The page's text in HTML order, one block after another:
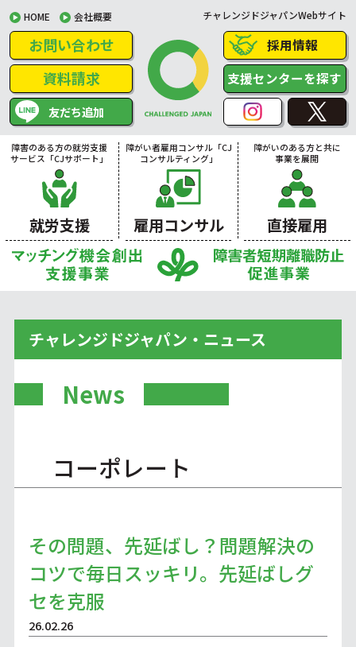
HOME 会社概要 チャレンジドジャパンWebサイト
お問い合わせ
資料請求
友だち追加
採用情報
支援センターを探す
障害のある方の就労支援
サービス「CJサポート」
就労支援
障がい者雇用コンサル「CJ
コンサルティング」
雇用コンサル
障がいのある方と共に
事業を展開
直接雇用
チャレンジドジャパン・ニュース
News
コーポレート
その問題、先延ばし？問題解決の
コツで毎日スッキリ。先延ばしグ
セを克服
26.02.26